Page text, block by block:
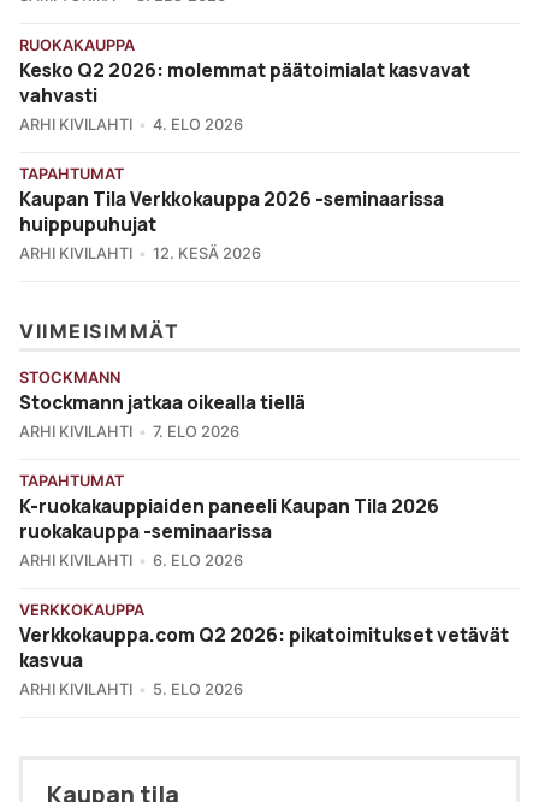
RUOKAKAUPPA
Kesko Q2 2026: molemmat päätoimialat kasvavat
vahvasti
ARHI KIVILAHTI 4. ELO 2026
TAPAHTUMAT
Kaupan Tila Verkkokauppa 2026 -seminaarissa
huippupuhujat
ARHI KIVILAHTI 12. KESÄ 2026
VIIMEISIMMÄT
STOCKMANN
Stockmann jatkaa oikealla tiellä
ARHI KIVILAHTI 7. ELO 2026
TAPAHTUMAT
K-ruokakauppiaiden paneeli Kaupan Tila 2026
ruokakauppa -seminaarissa
ARHI KIVILAHTI 6. ELO 2026
VERKKOKAUPPA
Verkkokauppa.com Q2 2026: pikatoimitukset vetävät
kasvua
ARHI KIVILAHTI 5. ELO 2026
Kaupan tila